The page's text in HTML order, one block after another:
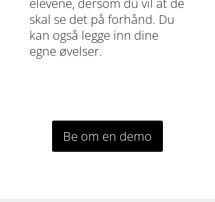
skal se det på forhånd. Du
kan også legge inn dine
egne øvelser.
Be om en demo